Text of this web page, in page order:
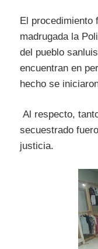
El procedimiento
madrugada la
del pueblo
encuentran en
hecho se
Al respecto,
secuestrado
justicia.